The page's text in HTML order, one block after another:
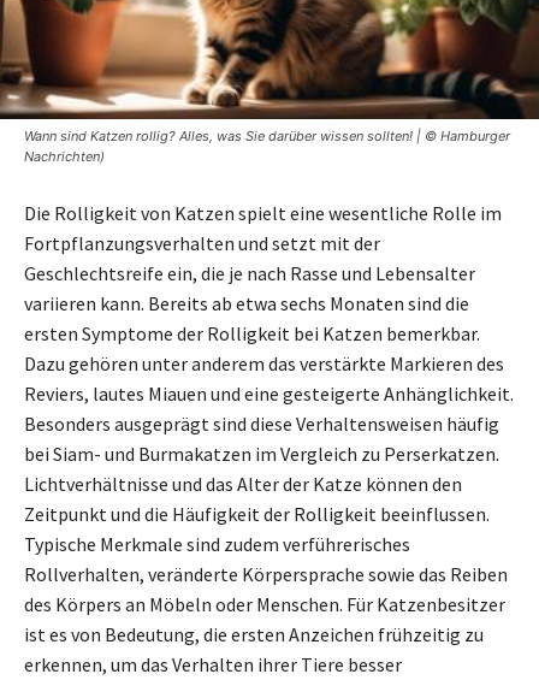
Wann sind Katzen rollig? Alles, was Sie darüber wissen sollten! | © Hamburger
Nachrichten)
Die Rolligkeit von Katzen spielt eine wesentliche Rolle im
Fortpflanzungsverhalten und setzt mit der
Geschlechtsreife ein, die je nach Rasse und Lebensalter
variieren kann. Bereits ab etwa sechs Monaten sind die
ersten Symptome der Rolligkeit bei Katzen bemerkbar.
Dazu gehören unter anderem das verstärkte Markieren des
Reviers, lautes Miauen und eine gesteigerte Anhänglichkeit.
Besonders ausgeprägt sind diese Verhaltensweisen häufig
bei Siam- und Burmakatzen im Vergleich zu Perserkatzen.
Lichtverhältnisse und das Alter der Katze können den
Zeitpunkt und die Häufigkeit der Rolligkeit beeinflussen.
Typische Merkmale sind zudem verführerisches
Rollverhalten, veränderte Körpersprache sowie das Reiben
des Körpers an Möbeln oder Menschen. Für Katzenbesitzer
ist es von Bedeutung, die ersten Anzeichen frühzeitig zu
erkennen, um das Verhalten ihrer Tiere besser